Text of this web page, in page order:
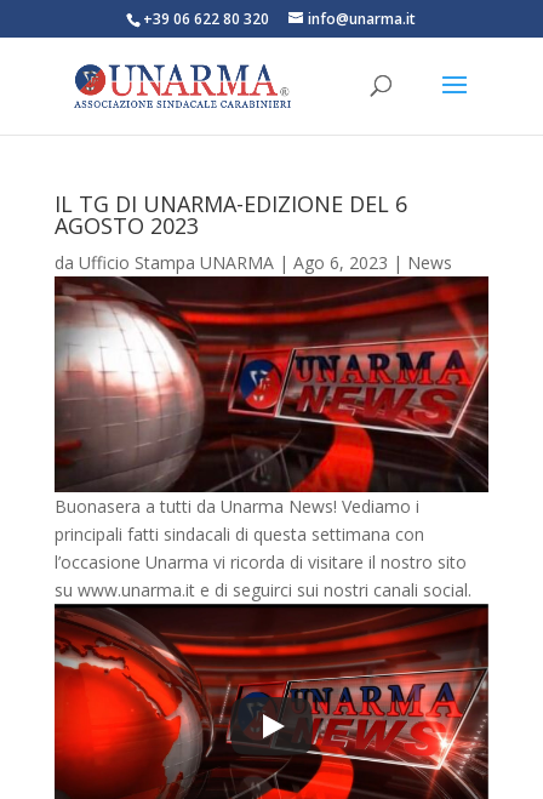
+39 06 622 80 320 info@unarma.it
IL TG DI UNARMA-EDIZIONE DEL 6
AGOSTO 2023
da Ufficio Stampa UNARMA| Ago 6, 2023 | News
Buonasera a tutti da Unarma News! Vediamo i
principali fatti sindacali di questa settimana con
l’occasione Unarma vi ricorda di visitare il nostro sito
su www.unarma.it e di seguirci sui nostri canali social.